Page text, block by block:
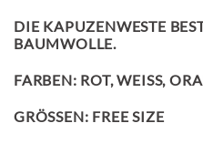
DIE KAPUZENWESTE
BAUMWOLLE.
FARBEN: ROT, WEISS,
GRÖSSEN: FREE SIZE